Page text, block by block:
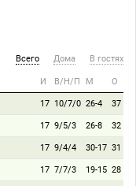
Всего Дома В гостях
И В/Н/П М О
17 10/7/0 26-4 37
17 9/5/3 26-8 32
17 9/4/4 30-17 31
17 7/7/3 19-15 28